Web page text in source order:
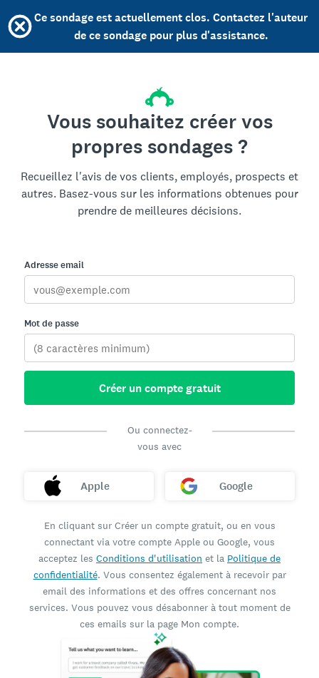
Ce sondage est actuellement clos. Contactez l'auteur
de ce sondage pour plus d'assistance.
Vous souhaitez créer vos
propres sondages ?
Recueillez l'avis de vos clients, employés, prospects et
autres. Basez-vous sur les informations obtenues pour
prendre de meilleures décisions.
Adresse email
Mot de passe
Créer un compte gratuit
Ou connectez-
vous avec
Apple Google
En cliquant sur Créer un compte gratuit, ou en vous
connectant via votre compte Apple ou Google, vous
acceptez les Conditions d'utilisation et la Politique de
confidentialité. Vous consentez également à recevoir par
email des informations et des offres concernant nos
services. Vous pouvez vous désabonner à tout moment de
ces emails sur la page Mon compte.